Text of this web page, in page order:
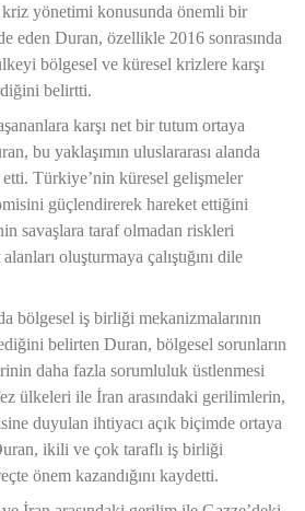
yönetimi konusunda önemli bir
eden Duran, özellikle 2016 sonrasında
bölgesel ve küresel krizlere karşı
belirtti.
karşı net bir tutum ortaya
bu yaklaşımın uluslararası alanda
Türkiye’nin küresel gelişmeler
güçlendirerek hareket ettiğini
savaşlara taraf olmadan riskleri
oluşturmaya çalıştığını dile
bölgesel iş birliği mekanizmalarının
belirten Duran, bölgesel sorunların
daha fazla sorumluluk üstlenmesi
ülkeleri ile İran arasındaki gerilimlerin,
duyulan ihtiyacı açık biçimde ortaya
ikili ve çok taraflı iş birliği
önem kazandığını kaydetti.